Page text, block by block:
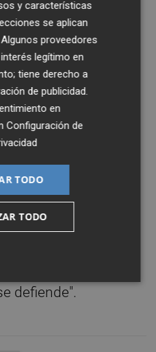
que invertir todo su
durante al menos
producción hasta
dejarlos
las
de Bruselas que
agrario: "Los
Están
climática, el
las imposiciones
y la Agenda 2030,
ruina y burocracia.
y claro: el campo
defiende".
y características
se aplican
proveedores
legítimo en
tiene derecho a
de publicidad.
en
Configuración de
TODO
TODO